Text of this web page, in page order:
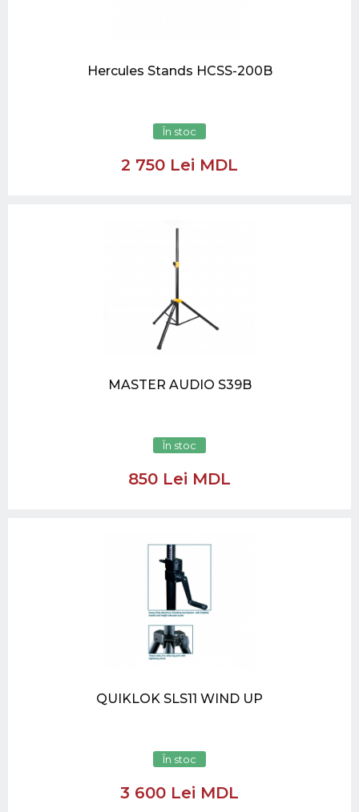
Hercules Stands HCSS-200B
În stoc
2 750 Lei MDL
MASTER AUDIO S39B
În stoc
850 Lei MDL
QUIKLOK SLS11 WIND UP
În stoc
3 600 Lei MDL